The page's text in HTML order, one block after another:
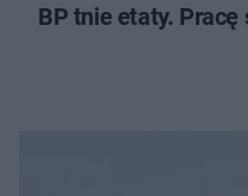
BP tnie etaty.